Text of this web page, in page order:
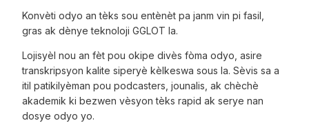
Konvèti odyo an tèks sou entènèt pa janm vin pi fasil,
gras ak dènye teknoloji GGLOT la.
Lojisyèl nou an fèt pou okipe divès fòma odyo, asire
transkripsyon kalite siperyè kèlkeswa sous la. Sèvis sa a
itil patikilyèman pou podcasters, jounalis, ak chèchè
akademik ki bezwen vèsyon tèks rapid ak serye nan
dosye odyo yo.